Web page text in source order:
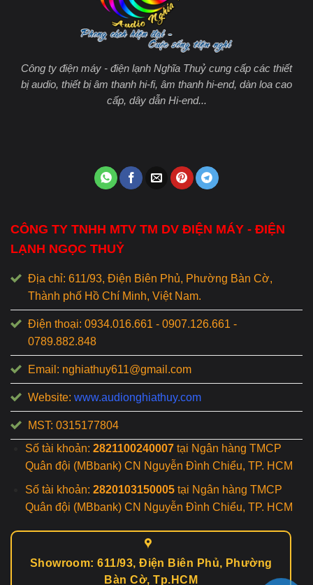
Công ty điện máy - điện lạnh Nghĩa Thuỷ cung cấp các thiết
bị audio, thiết bị âm thanh hi-fi, âm thanh hi-end, dàn loa cao
cấp, dây dẫn Hi-end...
CÔNG TY TNHH MTV TM DV ĐIỆN MÁY - ĐIỆN
LẠNH NGỌC THUỶ
Địa chỉ: 611/93, Điện Biên Phủ, Phường Bàn Cờ,
Thành phố Hồ Chí Minh, Việt Nam.
Điện thoại: 0934.016.661 - 0907.126.661 -
0789.882.848
Email: nghiathuy611@gmail.com
Website: www.audionghiathuy.com
MST: 0315177804
Số tài khoản: 2821100240007tại Ngân hàng TMCP
Quân đội (MBbank) CN Nguyễn Đình Chiểu, TP. HCM
Số tài khoản: 2820103150005tại Ngân hàng TMCP
Quân đội (MBbank) CN Nguyễn Đình Chiểu, TP. HCM
Showroom: 611/93, Điện Biên Phủ, Phường
Bàn Cờ, Tp.HCM